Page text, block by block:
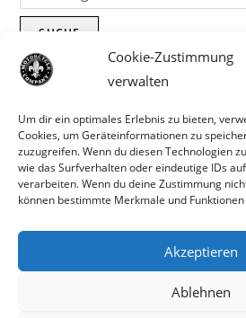
Cookie-Zustimmung
verwalten
Um dir ein optimales Erlebnis zu bieten,
Cookies, um Geräteinformationen zu
zuzugreifen. Wenn du diesen Technologien
wie das Surfverhalten oder eindeutige IDs
verarbeiten. Wenn du deine Zustimmung
können bestimmte Merkmale und
Akzeptieren
Ablehnen
Parts für Harley
SUCHE